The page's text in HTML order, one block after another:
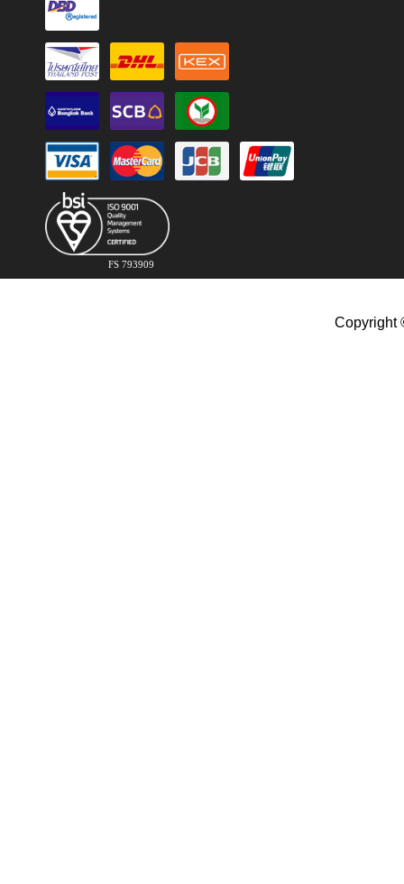
FS 793909
Copyright